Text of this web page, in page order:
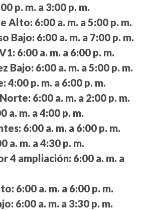
p. m. a 3:00 p. m.
Alto: 6:00 a. m. a 5:00 p. m.
Bajo: 6:00 a. m. a 7:00 p. m.
6:00 a. m. a 6:00 p. m.
Bajo: 6:00 a. m. a 5:00 p. m.
4:00 p. m. a 6:00 p. m.
6:00 a. m. a 2:00 p. m.
a. m. a 4:00 p. m.
6:00 a. m. a 6:00 p. m.
a. m. a 4:30 p. m.
4 ampliación: 6:00 a. m. a
6:00 a. m. a 6:00 p. m.
6:00 a. m. a 3:30 p. m.